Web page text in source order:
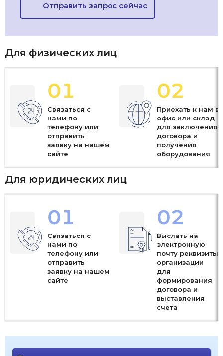
Отправить запрос сейчас
Для физических лиц
01
Связаться с
нами по
телефону или
отправить
заявку на нашем
сайте
02
Приехать к нам в
офис или склад
для заключения
договора и
получения
оборудования
Для юридических лиц
01
Связаться с
нами по
телефону или
отправить
заявку на нашем
сайте
02
Выслать на
электронную
почту реквизиты
организации
для
формирования
договора и
выставления
счета